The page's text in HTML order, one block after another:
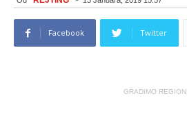
Facebook Twitter
GRADIMO REGION